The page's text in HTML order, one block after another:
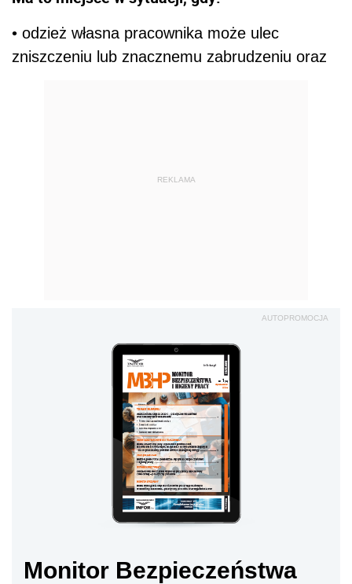
• odzież własna pracownika może ulec
zniszczeniu lub znacznemu zabrudzeniu oraz
REKLAMA
AUTOPROMOCJA
Monitor Bezpieczeństwa